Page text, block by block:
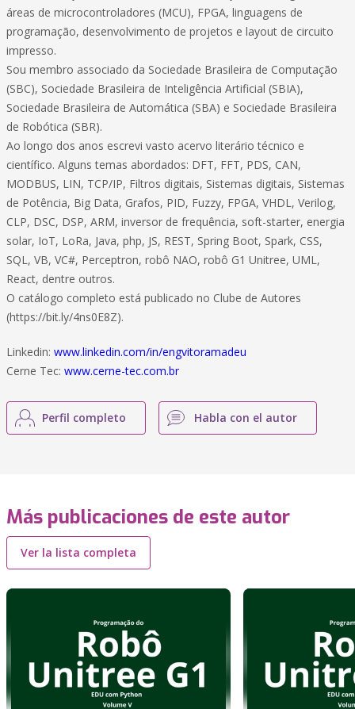
áreas de microcontroladores (MCU), FPGA, linguagens de
programação, desenvolvimento de projetos e layout de circuito
impresso.
Sou membro associado da Sociedade Brasileira de Computação
(SBC), Sociedade Brasileira de Inteligência Artificial (SBIA),
Sociedade Brasileira de Automática (SBA) e Sociedade Brasileira
de Robótica (SBR).
Ao longo dos anos escrevi vasto acervo literário técnico e
científico. Alguns temas abordados: DFT, FFT, PDS, CAN,
MODBUS, LIN, TCP/IP, Filtros digitais, Sistemas digitais, Sistemas
de Potência, Big Data, Grafos, PID, Fuzzy, FPGA, VHDL, Verilog,
CLP, DSC, DSP, ARM, inversor de frequência, soft-starter, energia
solar, IoT, LoRa, Java, php, JS, REST, Spring Boot, Spark, CSS,
SQL, VB, VC#, Perceptron, robô NAO, robô G1 Unitree, UML,
React, dentre outros.
O catálogo completo está publicado no Clube de Autores
(https://bit.ly/4ns0E8Z).
Linkedin: www.linkedin.com/in/engvitoramadeu
Cerne Tec: www.cerne-tec.com.br
Perfil completo Habla con el autor
Más publicaciones de este autor
Ver la lista completa